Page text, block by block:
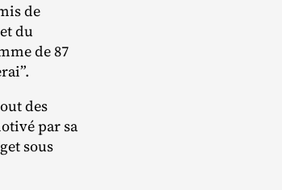
de
du
de 87
des
par sa
sous